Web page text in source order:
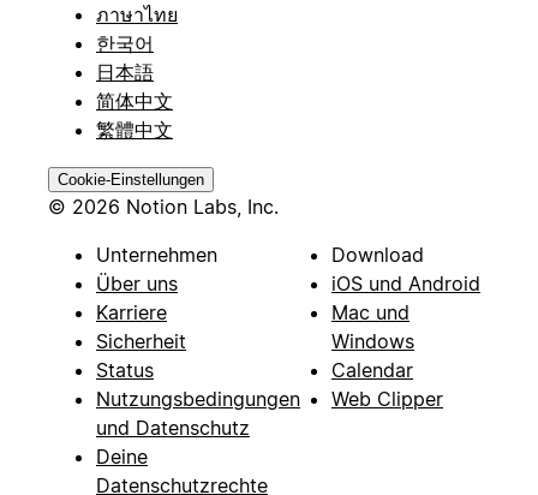
ภาษาไทย
한국어
日本語
简体中文
繁體中文
Cookie-Einstellungen
© 2026 Notion Labs, Inc.
Unternehmen
Über uns
Karriere
Sicherheit
Status
Nutzungsbedingungen
und Datenschutz
Deine
Datenschutzrechte
Download
iOS und Android
Mac und
Windows
Calendar
Web Clipper